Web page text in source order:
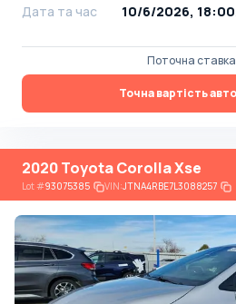
Дата та час
10/6/2026, 18:00
Поточна ставка
Точна вартість авто
2020 Toyota Corolla Xse
Lot#93075385 VIN:JTNA4RBE7L3088257